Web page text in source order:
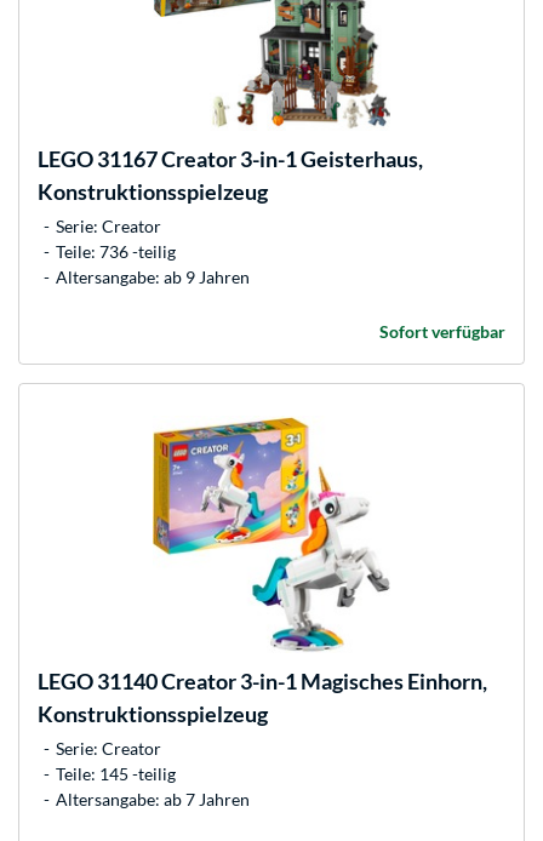
LEGO31167 Creator 3-in-1 Geisterhaus,
Konstruktionsspielzeug
Serie: Creator
Teile: 736 -teilig
Altersangabe: ab 9 Jahren
Sofort verfügbar
LEGO31140 Creator 3-in-1 Magisches Einhorn,
Konstruktionsspielzeug
Serie: Creator
Teile: 145 -teilig
Altersangabe: ab 7 Jahren